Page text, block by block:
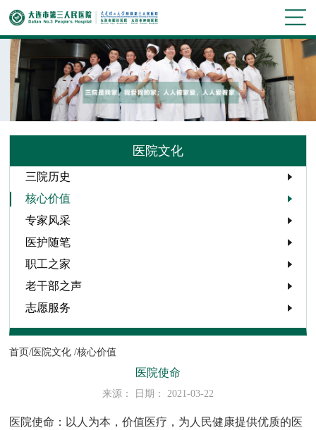
医院文化
三院历史
核心价值
专家风采
医护随笔
职工之家
老干部之声
志愿服务
首页/医院文化 /核心价值
医院使命
来源： 日期： 2021-03-22
医院使命：以人为本，价值医疗，为人民健康提供优质的医